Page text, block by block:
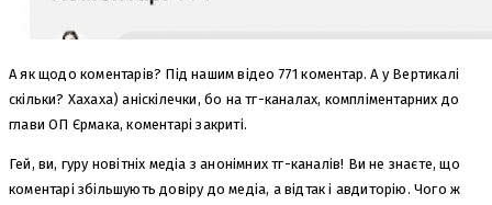
А як щодо коментарів? Під нашим відео 771 коментар. А у Вертикалі
скільки? Хахаха) аніскілечки, бо на тг-каналах, компліментарних до
глави ОП Єрмака, коментарі закриті.
Гей, ви, гуру новітніх медіа з анонімних тг-каналів! Ви не знаєте, що
коментарі збільшують довіру до медіа, а відтак і авдиторію. Чого ж